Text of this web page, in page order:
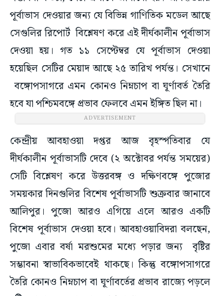
পূর্বাভাস দেওয়ার জন্য যে বিভিন্ন গাণিতিক মডেল আছে
সেগুলির রিপোর্ট বিশ্লেষণ করে এই দীর্ঘকালীন পূর্বাভাস
দেওয়া হয়। গত ১১ সেপ্টেম্বর যে পূর্বাভাস দেওয়া
হয়েছিল সেটির মেয়াদ আছে ২৫ তারিখ পর্যন্ত। সেখানে
বঙ্গোপসাগরে এমন কোনও নিম্নচাপ বা ঘূর্ণাবর্ত তৈরি
হবে যা পশ্চিমবঙ্গে প্রভাব ফেলবে এমন ইঙ্গিত ছিল না।
ADVERTISEMENT
কেন্দ্রীয় আবহাওয়া দপ্তর আজ বৃহস্পতিবার যে
দীর্ঘকালীন পূর্বাভাসটি দেবে (২ অক্টোবর পর্যন্ত সময়ের)
সেটি বিশ্লেষণ করে উত্তরবঙ্গ ও দক্ষিণবঙ্গে পুজোর
সময়কার দিনগুলির বিশেষ পূর্বাভাসটি শুক্রবার জানাবে
আলিপুর। পুজো আরও এগিয়ে এলে আরও একটি
বিশেষ পূর্বাভাস দেওয়া হবে। আবহাওয়াবিদরা বলছেন,
পুজো এবার বর্ষা মরশুমের মধ্যে পড়ার জন্য বৃষ্টির
সম্ভাবনা স্বাভাবিকভাবেই থাকছে। কিন্তু বঙ্গোপসাগরে
তৈরি কোনও নিম্নচাপ বা ঘূর্ণাবর্তের প্রভাব রাজ্যে পড়লে